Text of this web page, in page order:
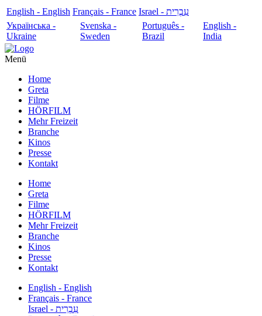
English - English Français - France
עִבְרִית - Israel
Українська -
Ukraine
Svenska -
Sweden
Português -
Brazil
English -
India
Menü
Home
Greta
Filme
HÖRFILM
Mehr Freizeit
Branche
Kinos
Presse
Kontakt
Home
Greta
Filme
HÖRFILM
Mehr Freizeit
Branche
Kinos
Presse
Kontakt
English - English
Français - France
עִבְרִית - Israel